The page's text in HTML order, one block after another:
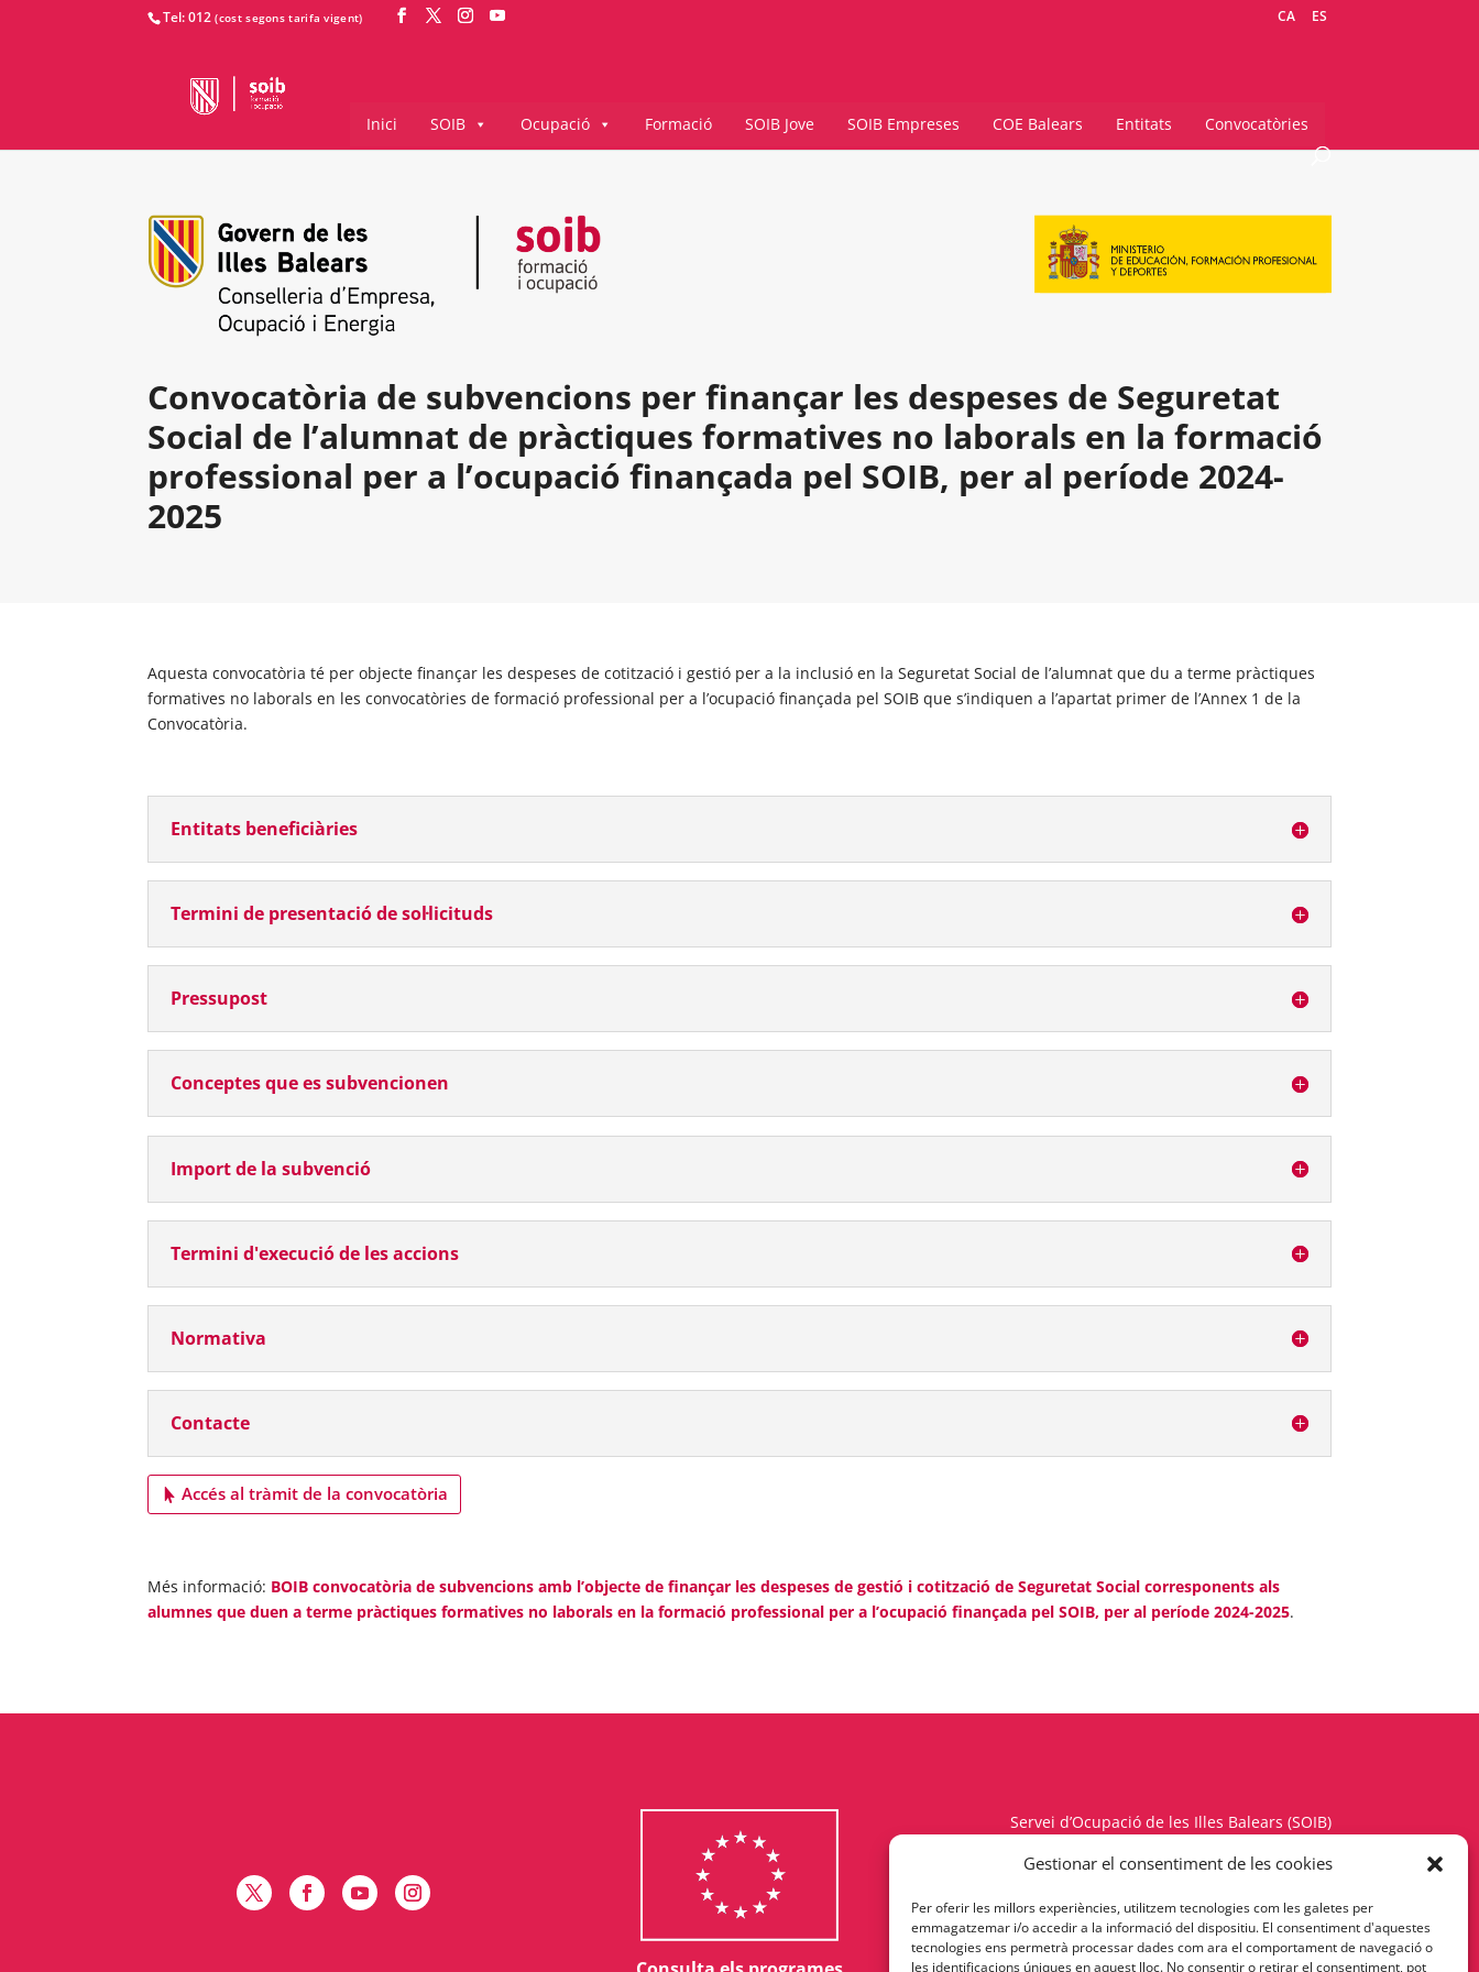
Gestionar el consentiment de les cookies
Per oferir les millors experiències, utilitzem tecnologies com les galetes per
emmagatzemar i/o accedir a la informació del dispositiu. El consentiment d'aquestes
tecnologies ens permetrà processar dades com ara el comportament de navegació o
les identificacions úniques en aquest lloc. No consentir o retirar el consentiment, pot
Tel: 012 CA ES
Inici SOIB Ocupació Formació SOIB Jove SOIB Empreses COE Balears Entitats Convocatòries
Convocatòria de subvencions per finançar les despeses de Seguretat
Social de l’alumnat de pràctiques formatives no laborals en la formació
professional per a l’ocupació finançada pel SOIB, per al període 2024-
2025
Aquesta convocatòria té per objecte finançar les despeses de cotització i gestió per a la inclusió en la Seguretat Social de l’alumnat que du a terme pràctiques
formatives no laborals en les convocatòries de formació professional per a l’ocupació finançada pel SOIB que s’indiquen a l’apartat primer de l’Annex 1 de la
Convocatòria.
Entitats beneficiàries
Termini de presentació de sol·licituds
Pressupost
Conceptes que es subvencionen
Import de la subvenció
Termini d'execució de les accions
Normativa
Contacte
Accés al tràmit de la convocatòria
Més informació: BOIB convocatòria de subvencions amb l’objecte de finançar les despeses de gestió i cotització de Seguretat Social corresponents als
alumnes que duen a terme pràctiques formatives no laborals en la formació professional per a l’ocupació finançada pel SOIB, per al període 2024-2025.
Servei d’Ocupació de les Illes Balears (SOIB)
Carrer del Gremi d’Hortolans, 11, 1a planta
Telèfon 971177900 – Fax 971176342